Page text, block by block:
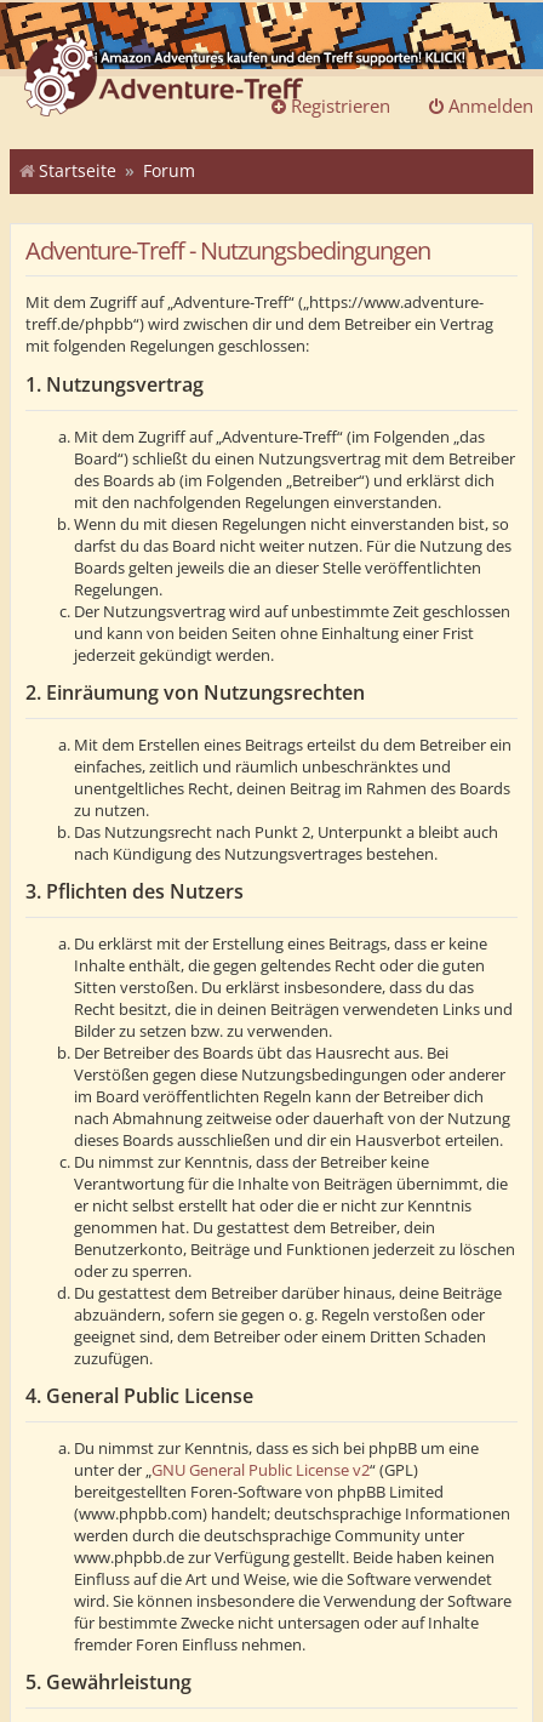
Anmelden
Registrieren
Startseite Forum
Adventure-Treff - Nutzungsbedingungen
Mit dem Zugriff auf „Adventure-Treff“ („https://www.adventure-
treff.de/phpbb“) wird zwischen dir und dem Betreiber ein Vertrag
mit folgenden Regelungen geschlossen:
1. Nutzungsvertrag
Mit dem Zugriff auf „Adventure-Treff“ (im Folgenden „das
Board“) schließt du einen Nutzungsvertrag mit dem Betreiber
des Boards ab (im Folgenden „Betreiber“) und erklärst dich
mit den nachfolgenden Regelungen einverstanden.
Wenn du mit diesen Regelungen nicht einverstanden bist, so
darfst du das Board nicht weiter nutzen. Für die Nutzung des
Boards gelten jeweils die an dieser Stelle veröffentlichten
Regelungen.
Der Nutzungsvertrag wird auf unbestimmte Zeit geschlossen
und kann von beiden Seiten ohne Einhaltung einer Frist
jederzeit gekündigt werden.
2. Einräumung von Nutzungsrechten
Mit dem Erstellen eines Beitrags erteilst du dem Betreiber ein
einfaches, zeitlich und räumlich unbeschränktes und
unentgeltliches Recht, deinen Beitrag im Rahmen des Boards
zu nutzen.
Das Nutzungsrecht nach Punkt 2, Unterpunkt a bleibt auch
nach Kündigung des Nutzungsvertrages bestehen.
3. Pflichten des Nutzers
Du erklärst mit der Erstellung eines Beitrags, dass er keine
Inhalte enthält, die gegen geltendes Recht oder die guten
Sitten verstoßen. Du erklärst insbesondere, dass du das
Recht besitzt, die in deinen Beiträgen verwendeten Links und
Bilder zu setzen bzw. zu verwenden.
Der Betreiber des Boards übt das Hausrecht aus. Bei
Verstößen gegen diese Nutzungsbedingungen oder anderer
im Board veröffentlichten Regeln kann der Betreiber dich
nach Abmahnung zeitweise oder dauerhaft von der Nutzung
dieses Boards ausschließen und dir ein Hausverbot erteilen.
Du nimmst zur Kenntnis, dass der Betreiber keine
Verantwortung für die Inhalte von Beiträgen übernimmt, die
er nicht selbst erstellt hat oder die er nicht zur Kenntnis
genommen hat. Du gestattest dem Betreiber, dein
Benutzerkonto, Beiträge und Funktionen jederzeit zu löschen
oder zu sperren.
Du gestattest dem Betreiber darüber hinaus, deine Beiträge
abzuändern, sofern sie gegen o. g. Regeln verstoßen oder
geeignet sind, dem Betreiber oder einem Dritten Schaden
zuzufügen.
4. General Public License
Du nimmst zur Kenntnis, dass es sich bei phpBB um eine
unter der „GNU General Public License v2“ (GPL)
bereitgestellten Foren-Software von phpBB Limited
(www.phpbb.com) handelt; deutschsprachige Informationen
werden durch die deutschsprachige Community unter
www.phpbb.de zur Verfügung gestellt. Beide haben keinen
Einfluss auf die Art und Weise, wie die Software verwendet
wird. Sie können insbesondere die Verwendung der Software
für bestimmte Zwecke nicht untersagen oder auf Inhalte
fremder Foren Einfluss nehmen.
5. Gewährleistung